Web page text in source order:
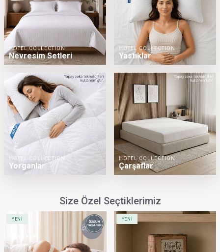
HOTEL COLLECTION
Nevresim Setleri
HOTEL COLLECTION
Yastıklar
HOTEL COLLECTION
Yorganlar
HOTEL COLLECTION
Çarşaflar
Size Özel Seçtiklerimiz
YENİ YENİ